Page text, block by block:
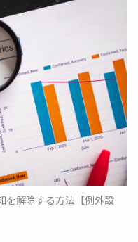
解除する方法【例外設